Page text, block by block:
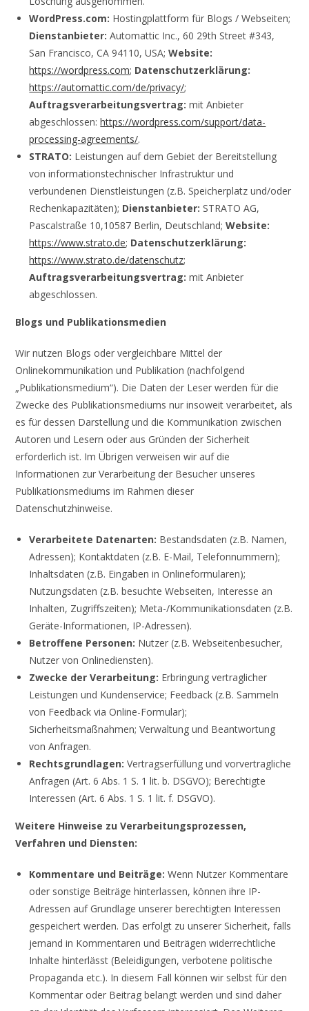
WordPress.com: Hostingplattform für Blogs / Webseiten;
Dienstanbieter: Automattic Inc., 60 29th Street #343,
San Francisco, CA 94110, USA;Website:
https://wordpress.com; Datenschutzerklärung:
https://automattic.com/de/privacy/;
Auftragsverarbeitungsvertrag: mit Anbieter
abgeschlossen:https://wordpress.com/support/data-
processing-agreements/.
STRATO: Leistungen auf dem Gebiet der Bereitstellung
von informationstechnischer Infrastruktur und
verbundenen Dienstleistungen (z.B. Speicherplatz und/oder
Rechenkapazitäten); Dienstanbieter: STRATO AG,
Pascalstraße 10,10587 Berlin, Deutschland;Website:
https://www.strato.de; Datenschutzerklärung:
https://www.strato.de/datenschutz;
Auftragsverarbeitungsvertrag: mit Anbieter
abgeschlossen.
Blogs und Publikationsmedien
Wir nutzen Blogs oder vergleichbare Mittel der
Onlinekommunikation und Publikation (nachfolgend
„Publikationsmedium“). Die Daten der Leser werden für die
Zwecke des Publikationsmediums nur insoweit verarbeitet, als
es für dessen Darstellung und die Kommunikation zwischen
Autoren und Lesern oder aus Gründen der Sicherheit
erforderlich ist. Im Übrigen verweisen wir auf die
Informationen zur Verarbeitung der Besucher unseres
Publikationsmediums im Rahmen dieser
Datenschutzhinweise.
Verarbeitete Datenarten: Bestandsdaten (z.B. Namen,
Adressen); Kontaktdaten (z.B. E-Mail, Telefonnummern);
Inhaltsdaten (z.B. Eingaben in Onlineformularen);
Nutzungsdaten (z.B. besuchte Webseiten, Interesse an
Inhalten, Zugriffszeiten); Meta-/Kommunikationsdaten (z.B.
Geräte-Informationen, IP-Adressen).
Betroffene Personen: Nutzer (z.B. Webseitenbesucher,
Nutzer von Onlinediensten).
Zwecke der Verarbeitung: Erbringung vertraglicher
Leistungen und Kundenservice; Feedback (z.B. Sammeln
von Feedback via Online-Formular);
Sicherheitsmaßnahmen; Verwaltung und Beantwortung
von Anfragen.
Rechtsgrundlagen: Vertragserfüllung und vorvertragliche
Anfragen (Art. 6 Abs. 1 S. 1 lit. b. DSGVO); Berechtigte
Interessen (Art. 6 Abs. 1 S. 1 lit. f. DSGVO).
Weitere Hinweise zu Verarbeitungsprozessen,
Verfahren und Diensten:
Kommentare und Beiträge:Wenn Nutzer Kommentare
oder sonstige Beiträge hinterlassen, können ihre IP-
Adressen auf Grundlage unserer berechtigten Interessen
gespeichert werden. Das erfolgt zu unserer Sicherheit, falls
jemand in Kommentaren und Beiträgen widerrechtliche
Inhalte hinterlässt (Beleidigungen, verbotene politische
Propaganda etc.). In diesem Fall können wir selbst für den
Kommentar oder Beitrag belangt werden und sind daher